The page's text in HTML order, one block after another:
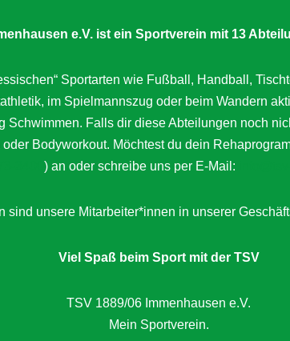
e.V. ist ein Sportverein mit 13
Sportarten wie Fußball, Handball,
im Spielmannszug oder beim Wandern
Schwimmen. Falls dir diese Abteilungen noch
Bodyworkout. Möchtest du dein
) an oder schreibe uns per E-Mail:
sind unsere Mitarbeiter*innen in unserer
Viel Spaß beim Sport mit der TSV
TSV 1889/06 Immenhausen e.V.
Mein Sportverein.